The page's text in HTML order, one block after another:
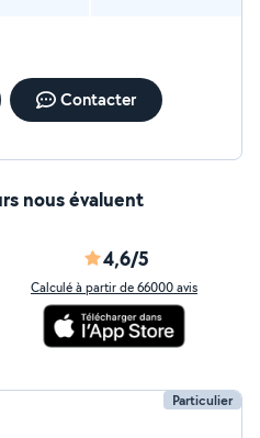
Contacter
nous évaluent
4,6/5
Calculé à partir de 66000 avis
Particulier